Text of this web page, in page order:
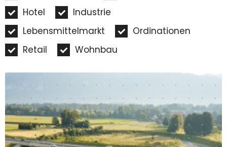
Hotel
Industrie
Lebensmittelmarkt
Ordinationen
Retail
Wohnbau